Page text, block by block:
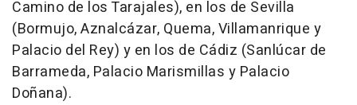
Camino de los Tarajales), en los de Sevilla
(Bormujo, Aznalcázar, Quema, Villamanrique y
Palacio del Rey) y en los de Cádiz (Sanlúcar de
Barrameda, Palacio Marismillas y Palacio
Doñana).